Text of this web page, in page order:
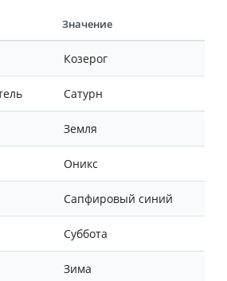
Значение
Козерог
Сатурн
Земля
Оникс
Сапфировый синий
Суббота
Зима